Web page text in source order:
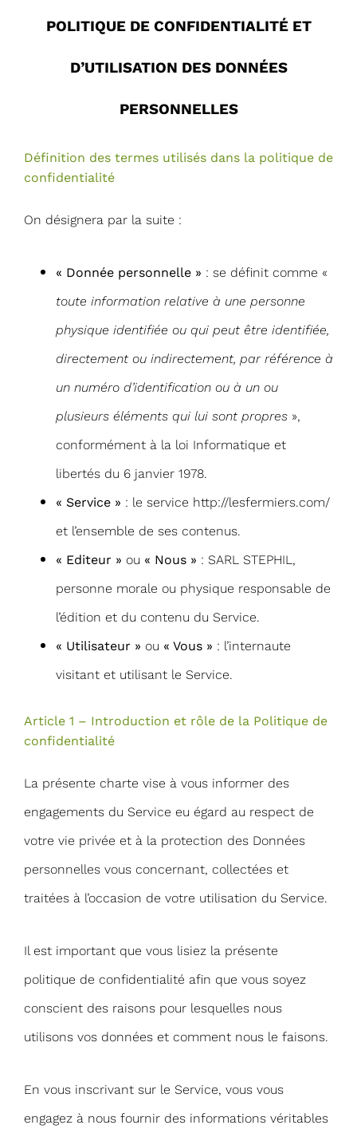
POLITIQUE DE CONFIDENTIALITÉ ET
D’UTILISATION DES DONNÉES
PERSONNELLES
Définition des termes utilisés dans la politique de
confidentialité
On désignera par la suite :
« Donnée personnelle » : se définit comme «
toute information relative à une personne
physique identifiée ou qui peut être identifiée,
directement ou indirectement, par référence à
un numéro d’identification ou à un ou
plusieurs éléments qui lui sont propres »,
conformément à la loi Informatique et
libertés du 6 janvier 1978.
« Service » : le service http://lesfermiers.com/
et l’ensemble de ses contenus.
« Editeur » ou « Nous » : SARL STEPHIL,
personne morale ou physique responsable de
l’édition et du contenu du Service.
« Utilisateur » ou « Vous » : l’internaute
visitant et utilisant le Service.
Article 1 – Introduction et rôle de la Politique de
confidentialité
La présente charte vise à vous informer des
engagements du Service eu égard au respect de
votre vie privée et à la protection des Données
personnelles vous concernant, collectées et
traitées à l’occasion de votre utilisation du Service.
Il est important que vous lisiez la présente
politique de confidentialité afin que vous soyez
conscient des raisons pour lesquelles nous
utilisons vos données et comment nous le faisons.
En vous inscrivant sur le Service, vous vous
engagez à nous fournir des informations véritables